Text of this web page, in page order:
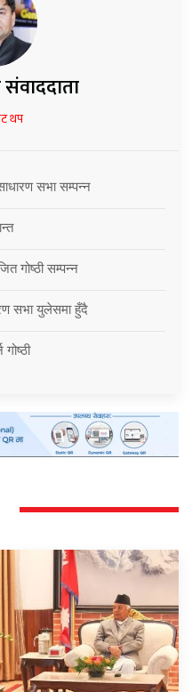
थप
सभा सम्पन्न
गोष्ठी सम्पन्न
सभा युलेसमा हुँदै